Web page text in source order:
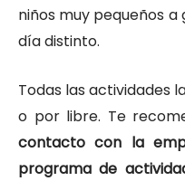
niños muy pequeños
día distinto.
Todas las actividades
o por libre. Te
contacto con la
programa de